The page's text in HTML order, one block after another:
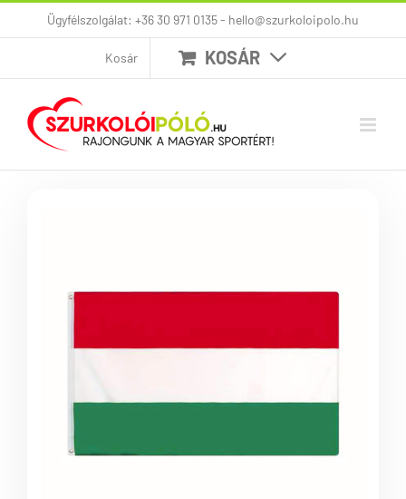
KihagyásÜgyfélszolgálat: +36 30 971 0135 - hello@szurkoloipolo.hu
Kosár KOSÁR